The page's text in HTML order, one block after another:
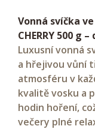
Vonná svíčka
CHERRY 500 g
Luxusní vonná
a hřejivou vůní
atmosféru v
kvalitě vosku a
hodin hoření,
večery plné